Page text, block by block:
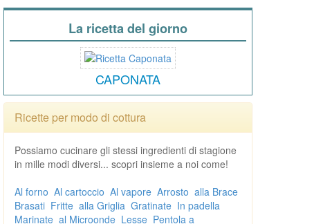
La ricetta del giorno
CAPONATA
Ricette per modo di cottura
Possiamo cucinare gli stessi ingredienti di stagione
in mille modi diversi... scopri insieme a noi come!
Al forno Al cartoccio Al vapore Arrosto alla Brace
Brasati Fritte alla Griglia Gratinate In padella
Marinate al Microonde Lesse Pentola a